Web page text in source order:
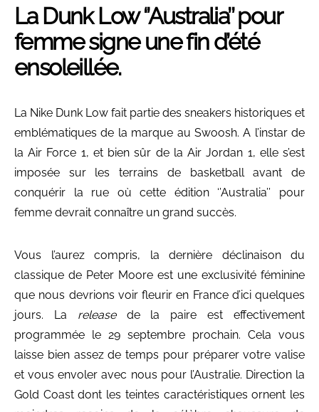
La Dunk Low ‘’Australia’’ pour
femme signe une fin d’été
ensoleillée.
La Nike Dunk Low fait partie des sneakers historiques et
emblématiques de la marque au Swoosh. A l’instar de
la Air Force 1, et bien sûr de la Air Jordan 1, elle s’est
imposée sur les terrains de basketball avant de
conquérir la rue où cette édition ‘’Australia’’ pour
femme devrait connaître un grand succès.
Vous l’aurez compris, la dernière déclinaison du
classique de Peter Moore est une exclusivité féminine
que nous devrions voir fleurir en France d’ici quelques
jours. La releasede la paire est effectivement
programmée le 29 septembre prochain. Cela vous
laisse bien assez de temps pour préparer votre valise
et vous envoler avec nous pour l’Australie. Direction la
Gold Coast dont les teintes caractéristiques ornent les